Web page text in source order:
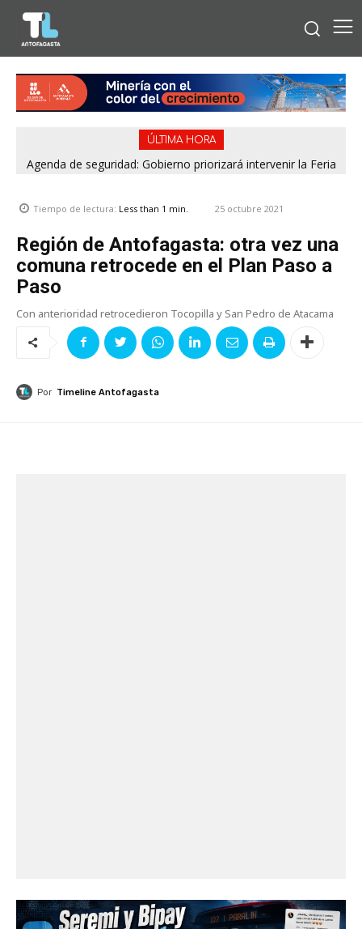
ÚLTIMA HORA
Agenda de seguridad: Gobierno priorizará intervenir la Feria
Tiempo de lectura: Less than 1 min. 25 octubre 2021
Región de Antofagasta: otra vez una
comuna retrocede en el Plan Paso a
Paso
Con anterioridad retrocedieron Tocopilla y San Pedro de Atacama
Por Timeline Antofagasta